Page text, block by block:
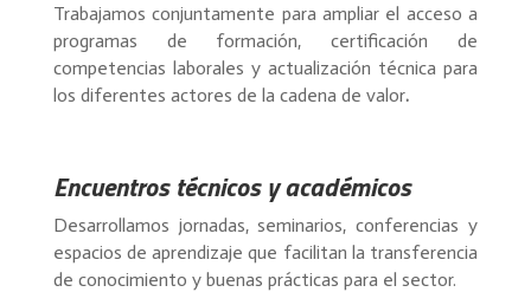
Trabajamos conjuntamente para ampliar el acceso a
programas de formación, certificación de
competencias laborales y actualización técnica para
los diferentes actores de la cadena de valor.
Encuentros técnicos y académicos
Desarrollamos jornadas, seminarios, conferencias y
espacios de aprendizaje que facilitan la transferencia
de conocimiento y buenas prácticas para el sector.